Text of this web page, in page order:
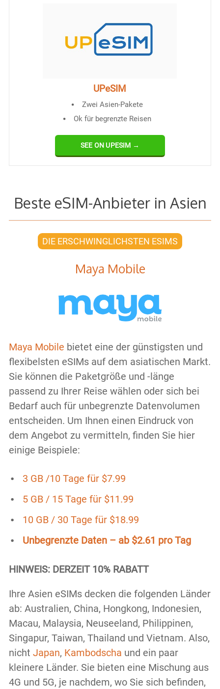
UPeSIM
Zwei Asien-Pakete
Ok für begrenzte Reisen
SEE ON UPESIM →
Beste eSIM-Anbieter in Asien
DIE ERSCHWINGLICHSTEN ESIMS
Maya Mobile
Maya Mobile bietet eine der günstigsten und
flexibelsten eSIMs auf dem asiatischen Markt.
Sie können die Paketgröße und -länge
passend zu Ihrer Reise wählen oder sich bei
Bedarf auch für unbegrenzte Datenvolumen
entscheiden. Um Ihnen einen Eindruck von
dem Angebot zu vermitteln, finden Sie hier
einige Beispiele:
3 GB /10 Tage für $7.99
5 GB / 15 Tage für $11.99
10 GB / 30 Tage für $18.99
Unbegrenzte Daten – ab $2.61 pro Tag
HINWEIS: DERZEIT 10% RABATT
Ihre Asien eSIMs decken die folgenden Länder
ab: Australien, China, Hongkong, Indonesien,
Macau, Malaysia, Neuseeland, Philippinen,
Singapur, Taiwan, Thailand und Vietnam. Also,
nicht Japan, Kambodscha und ein paar
kleinere Länder. Sie bieten eine Mischung aus
4G und 5G, je nachdem, wo Sie sich befinden,